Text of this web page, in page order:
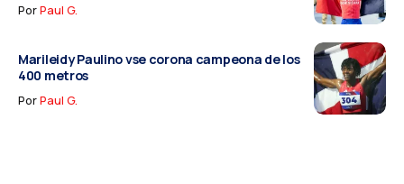
PorPaul G.
Marileidy Paulino vse corona campeona de los
400 metros
PorPaul G.